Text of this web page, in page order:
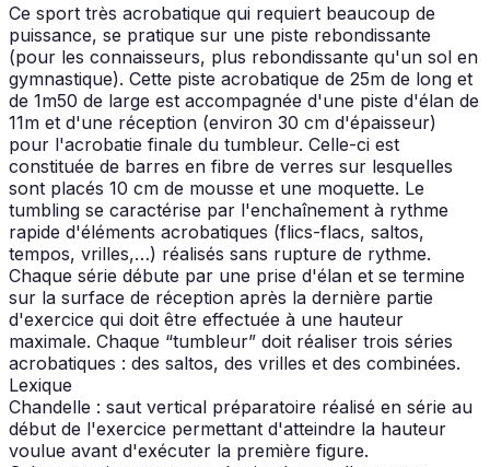
Ce sport très acrobatique qui requiert beaucoup de
puissance, se pratique sur une piste rebondissante
(pour les connaisseurs, plus rebondissante qu'un sol en
gymnastique). Cette piste acrobatique de 25m de long et
de 1m50 de large est accompagnée d'une piste d'élan de
11m et d'une réception (environ 30 cm d'épaisseur)
pour l'acrobatie finale du tumbleur. Celle-ci est
constituée de barres en fibre de verres sur lesquelles
sont placés 10 cm de mousse et une moquette. Le
tumbling se caractérise par l'enchaînement à rythme
rapide d'éléments acrobatiques (flics-flacs, saltos,
tempos, vrilles,…) réalisés sans rupture de rythme.
Chaque série débute par une prise d'élan et se termine
sur la surface de réception après la dernière partie
d'exercice qui doit être effectuée à une hauteur
maximale. Chaque “tumbleur” doit réaliser trois séries
acrobatiques : des saltos, des vrilles et des combinées.
Lexique
Chandelle : saut vertical préparatoire réalisé en série au
début de l'exercice permettant d'atteindre la hauteur
voulue avant d'exécuter la première figure.